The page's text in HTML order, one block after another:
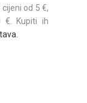
od 5 €,
€. Kupiti ih